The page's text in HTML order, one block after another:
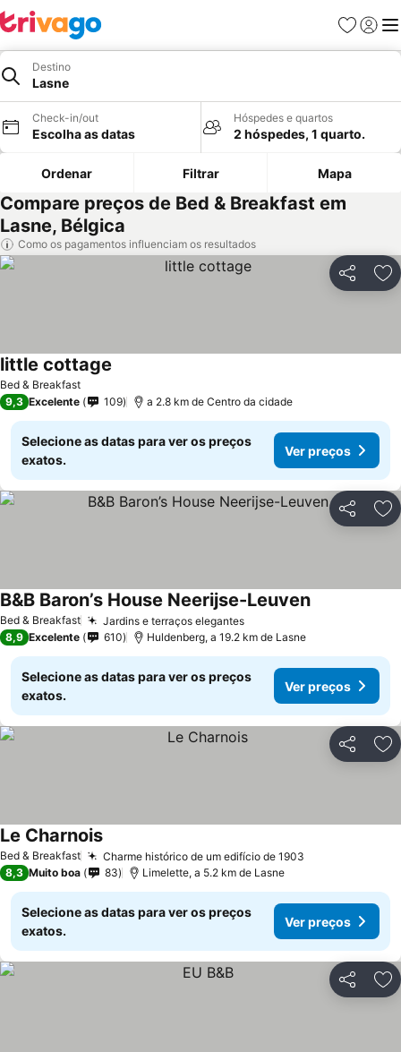
Favoritos
Iniciar
Destino
Lasne
Check-in/out
Escolha as datas
Hóspedes e quartos
2 hóspedes, 1 quarto.
Ordenar Filtrar Mapa
Compare preços de Bed & Breakfast em
Lasne, Bélgica
Como os pagamentos influenciam os resultados
Partilhar
Bed & Breakfast
little cottage
9,3 Excelente 109 a 2.8 km de Centro da cidade
Selecione as datas para ver os preços
exatos.
Ver preços
Partilhar
Bed & Breakfast Jardins e terraços elegantes
B&B Baron’s House Neerijse-Leuven
8,9 Excelente 610 Huldenberg, a 19.2 km de Lasne
Selecione as datas para ver os preços
exatos.
Ver preços
Partilhar
Bed & Breakfast Charme histórico de um edifício de 1903
Le Charnois
8,3 Muito boa 83 Limelette, a 5.2 km de Lasne
Selecione as datas para ver os preços
exatos.
Ver preços
Partilhar